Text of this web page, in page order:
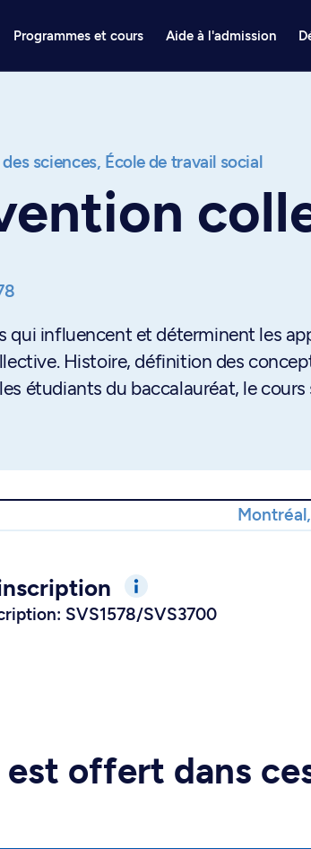
Programmes et cours Aide à l'admission
sciences, École de travail social
qui influencent et déterminent les
Histoire, définition des
étudiants du baccalauréat, le cours
SVS1578/SVS3700
est offert dans